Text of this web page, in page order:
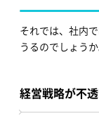
それでは、社内
うるのでしょうか
経営戦略が不